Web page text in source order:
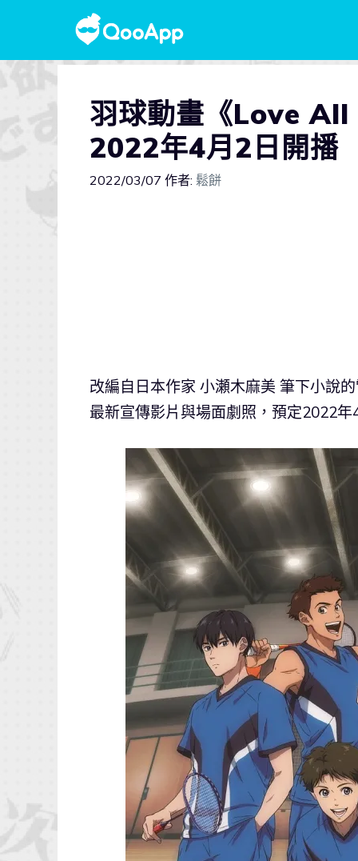
羽球動畫《Love
2022年4月2日開播
2022/03/07 作者: 鬆餅
改編自日本作家 小瀬木麻美 筆下小說
最新宣傳影片與場面劇照，預定2022